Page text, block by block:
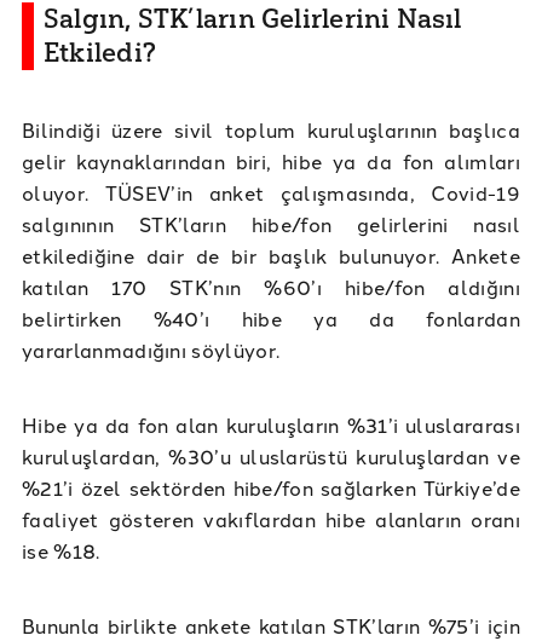
Salgın, STK’ların Gelirlerini Nasıl
Etkiledi?
Bilindiği üzere sivil toplum kuruluşlarının başlıca
gelir kaynaklarından biri, hibe ya da fon alımları
oluyor. TÜSEV’in anket çalışmasında, Covid-19
salgınının STK’ların hibe/fon gelirlerini nasıl
etkilediğine dair de bir başlık bulunuyor. Ankete
katılan 170 STK’nın %60’ı hibe/fon aldığını
belirtirken %40’ı hibe ya da fonlardan
yararlanmadığını söylüyor.
Hibe ya da fon alan kuruluşların %31’i uluslararası
kuruluşlardan, %30’u uluslarüstü kuruluşlardan ve
%21’i özel sektörden hibe/fon sağlarken Türkiye’de
faaliyet gösteren vakıflardan hibe alanların oranı
ise %18.
Bununla birlikte ankete katılan STK’ların %75’i için